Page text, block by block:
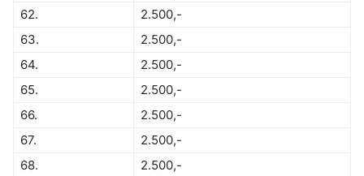
62.
2.500,-
63.
2.500,-
64.
2.500,-
65.
2.500,-
66.
2.500,-
67.
2.500,-
68.
2.500,-